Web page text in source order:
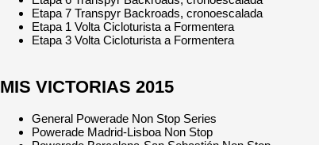
Etapa 7 Transpyr Backroads, cronoescalada
Etapa 1 Volta Cicloturista a Formentera
Etapa 3 Volta Cicloturista a Formentera
MIS VICTORIAS 2015
General Powerade Non Stop Series
Powerade Madrid-Lisboa Non Stop